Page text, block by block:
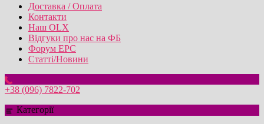
Доставка / Оплата
Контакти
Наш OLX
Відгуки про нас на ФБ
Форум EPC
Статті/Новини
+38 (096) 7822-702
Категорії